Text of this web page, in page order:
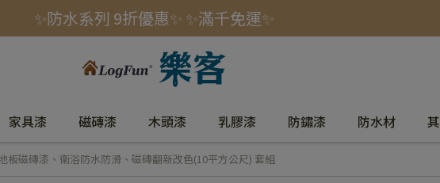
✨防水系列 9折優惠✨ ✨滿千免運✨
家具漆 磁磚漆 木頭漆 乳膠漆 防鏽漆 防水材
板磁磚漆、衞浴防水防滑、磁磚翻新改色(10平方公尺) 套組